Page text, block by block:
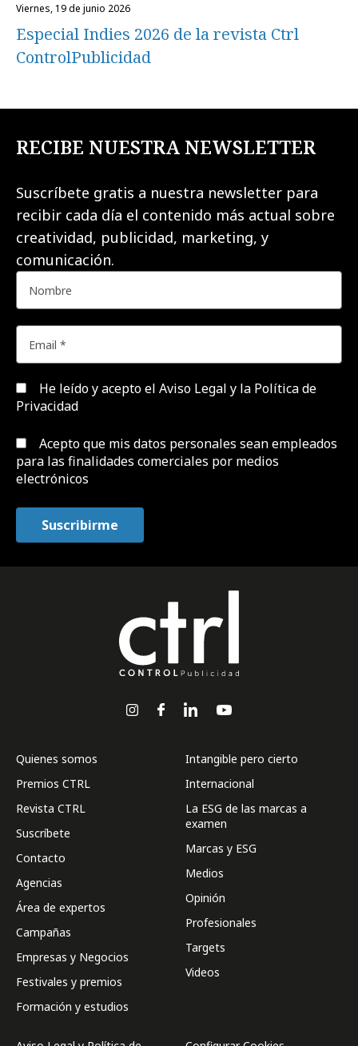
viernes, 19 de junio 2026
Especial Indies 2026 de la revista Ctrl
ControlPublicidad
RECIBE NUESTRA NEWSLETTER
Suscríbete gratis a nuestra newsletter para
recibir cada día el contenido más actual sobre
creatividad, publicidad, marketing, y
comunicación.
He leído y acepto el Aviso Legal y la Política de
Privacidad
Acepto que mis datos personales sean empleados
para las finalidades comerciales por medios
electrónicos
Quienes somos
Premios CTRL
Revista CTRL
Suscríbete
Contacto
Agencias
Área de expertos
Campañas
Empresas y Negocios
Festivales y premios
Formación y estudios
Intangible pero cierto
Internacional
La ESG de las marcas a
examen
Marcas y ESG
Medios
Opinión
Profesionales
Targets
Videos